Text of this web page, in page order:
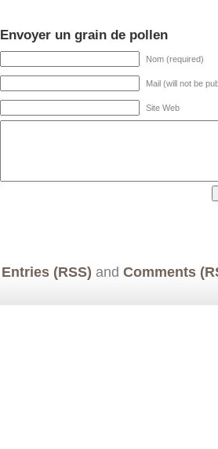
Envoyer un grain de pollen
Nom (required)
Mail (will not be
Site Web
Entries (RSS) and Comments